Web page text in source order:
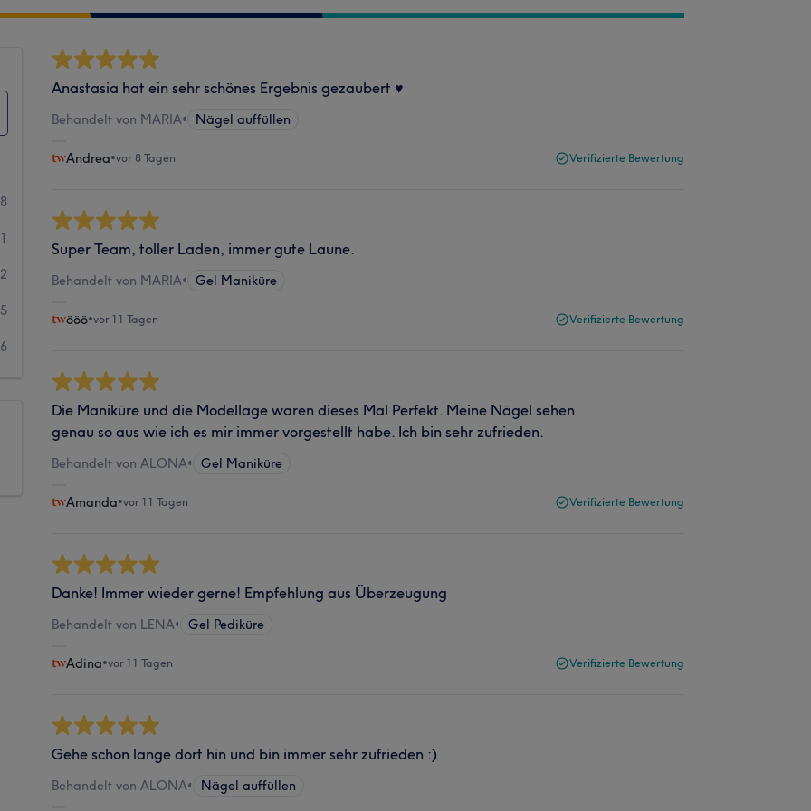
5
6
Anastasia hat ein sehr schönes Ergebnis gezaubert ♥️
Behandelt von MARIA• Nägel auffüllen
Andrea•vor 8 Tagen Verifizierte Bewertung
Super Team, toller Laden, immer gute Laune.
Behandelt von MARIA• Gel Maniküre
ööö•vor 11 Tagen Verifizierte Bewertung
Die Maniküre und die Modellage waren dieses Mal Perfekt. Meine Nägel sehen
genau so aus wie ich es mir immer vorgestellt habe. Ich bin sehr zufrieden.
Behandelt von ALONA• Gel Maniküre
Amanda•vor 11 Tagen Verifizierte Bewertung
Danke! Immer wieder gerne! Empfehlung aus Überzeugung
Behandelt von LENA• Gel Pediküre
Adina•vor 11 Tagen Verifizierte Bewertung
Gehe schon lange dort hin und bin immer sehr zufrieden :)
Behandelt von ALONA• Nägel auffüllen